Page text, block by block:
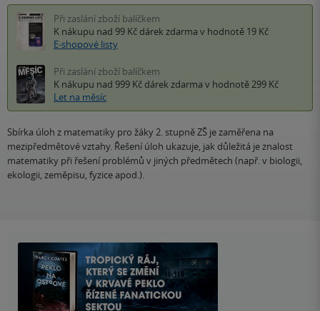
Při zaslání zboží balíčkem
K nákupu nad 99 Kč dárek zdarma v hodnotě 19 Kč
E-shopové listy
Při zaslání zboží balíčkem
K nákupu nad 999 Kč dárek zdarma v hodnotě 299 Kč
Let na měsíc
Sbírka úloh z matematiky pro žáky 2. stupně ZŠ je zaměřena na
mezipředmětové vztahy. Řešení úloh ukazuje, jak důležitá je znalost
matematiky při řešení problémů v jiných předmětech (např. v biologii,
ekologii, zeměpisu, fyzice apod.).